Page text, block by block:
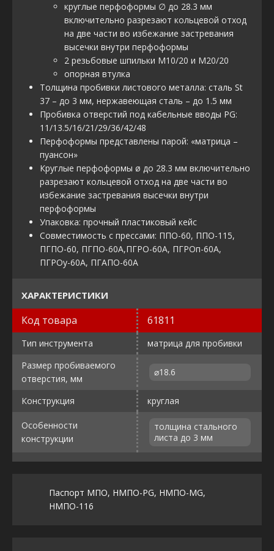
круглые перфоформы ∅ до 28.3 мм
включительно разрезают кольцевой отход
на две части во избежание застревания
высечки внутри перфоформы
2 резьбовые шпильки М10/20 и М20/20
опорная втулка
Толщина пробивки листового металла: сталь St
37 – до 3 мм, нержавеющая сталь – до 1.5 мм
Пробивка отверстий под кабельные вводы PG:
11/13.5/16/21/29/36/42/48
Перфоформы представлены парой: «матрица –
пуансон»
Круглые перфоформы ø до 28.3 мм включительно
разрезают кольцевой отход на две части во
избежание застревания высечки внутри
перфоформы
Упаковка: прочный пластиковый кейс
Совместимость с прессами: ППО-60, ППО-115,
ПГПО-60, ПГПО-60А,ПГРО-60А, ПГРОп-60А,
ПГРОу-60А, ПГАПО-60А
ХАРАКТЕРИСТИКИ
Код товара 61811
Тип инструмента
матрица для пробивки
Размер пробиваемого
отверстия, мм
⌀18.6
Конструкция круглая
Особенности
конструкции
толщина стального
листа до 3 мм
Паспорт МПО, НМПО-PG, НМПО-MG,
НМПО-116